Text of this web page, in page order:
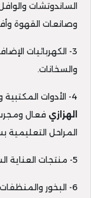
الساندوتشات
وصانعات القهوة
3- الكهربائيات
والسخانات.
4- الأدوات المكتبية والمدرسية والتي يسري عليها
الهزازي فعال
المراحل التعليمية
5- منتجات العناية الشخصية والتجميل.
6- البخور والمنظفات والمرطبات.